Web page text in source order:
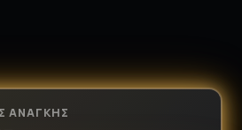
ΑΝΆΓΚΗΣ